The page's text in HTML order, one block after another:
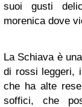
suoi gusti
morenica dove
La Schiava è
di rossi leggeri,
che ha alte
soffici, che